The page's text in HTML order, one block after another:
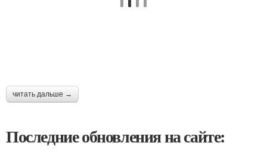
читать дальше →
Последние обновления на сайте: